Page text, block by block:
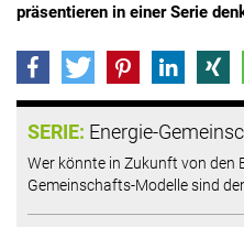
präsentieren in einer Serie
SERIE: Energie-
Wer könnte in Zukunft von den
Gemeinschafts-Modelle sind